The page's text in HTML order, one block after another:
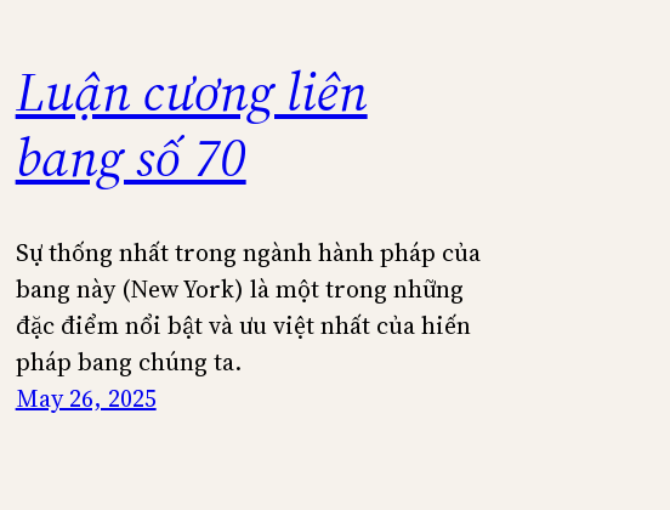
Luận cương liên
bang số 70
Sự thống nhất trong ngành hành pháp của
bang này (New York) là một trong những
đặc điểm nổi bật và ưu việt nhất của hiến
pháp bang chúng ta.
May 26, 2025